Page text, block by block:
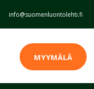
info@suomenluontolehti.fi
MYYMÄLÄ